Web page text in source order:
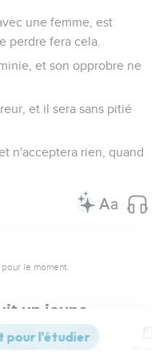
une femme, est
perdre fera cela.
et son opprobre ne
et il sera sans pitié
n'acceptera rien, quand
le moment.
un jeune
Strong